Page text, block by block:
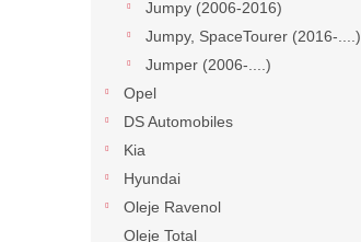
Jumpy (2006-2016)
Jumpy, SpaceTourer (2016-....)
Jumper (2006-....)
Opel
DS Automobiles
Kia
Hyundai
Oleje Ravenol
Oleje Total